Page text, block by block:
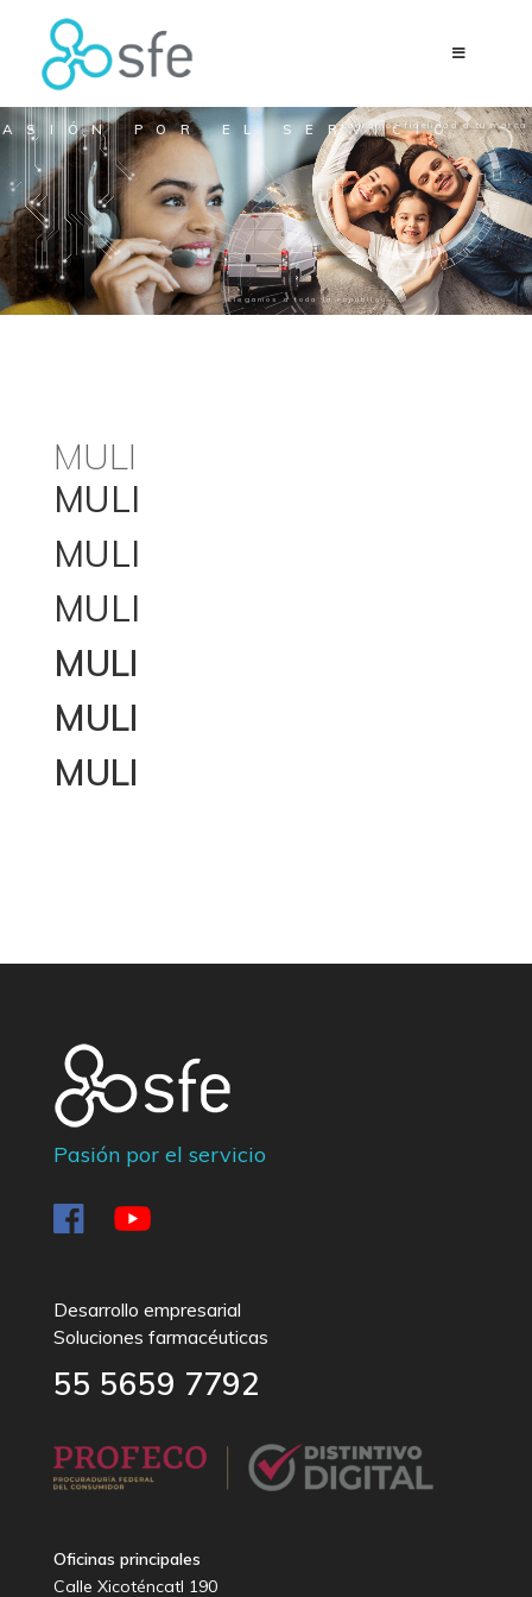
POR EL SERVICIO
Llegamos a toda la república
Logramos fidelidad a tu marca
MULI
MULI
MULI
MULI
MULI
MULI
MULI
Pasión por el servicio
Desarrollo empresarial
Soluciones farmacéuticas
55 5659 7792
Oficinas principales
Calle Xicoténcatl 190